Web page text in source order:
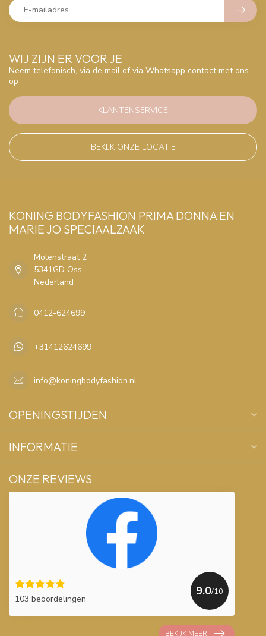
WIJ ZIJN ER VOOR JE
Neem telefonisch, via de mail of via Whatsapp contact met ons
op
KLANTENSERVICE
BEKIJK ONZE LOCATIE
KONING BODYFASHION PRIMA DONNA EN
MARIE JO SPECIAALZAAK
Molenstraat 2
5341GD Oss
Nederland
0412-624699
+31412624699
info@koningbodyfashion.nl
OPENINGSTIJDEN
INFORMATIE
ONZE REVIEWS
103 beoordelingen
9.0/10
BEKIJK MEER